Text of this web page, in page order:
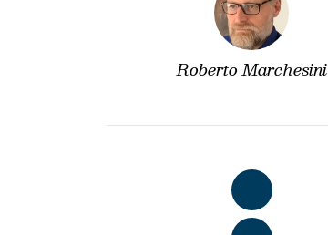
Roberto Marchesini